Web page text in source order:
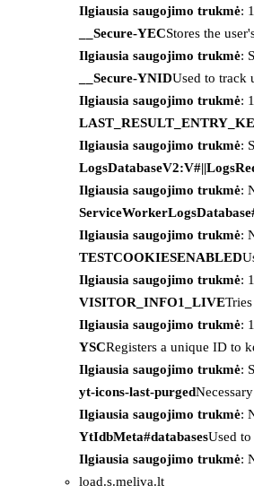
Ilgiausia saugojimo trukmė:
__Secure-YECStores the
Ilgiausia saugojimo trukmė:
__Secure-YNIDUsed to track
Ilgiausia saugojimo trukmė:
Ilgiausia saugojimo trukmė:
Ilgiausia saugojimo trukmė:
Ilgiausia saugojimo trukmė:
TESTCOOKIESENABLED
Ilgiausia saugojimo trukmė:
VISITOR_INFO1_LIVE
Ilgiausia saugojimo trukmė:
YSCRegisters a unique ID to
Ilgiausia saugojimo trukmė:
yt-icons-last-purged
Ilgiausia saugojimo trukmė:
YtIdbMeta#databasesUsed
Ilgiausia saugojimo trukmė:
load.s.meliva.lt